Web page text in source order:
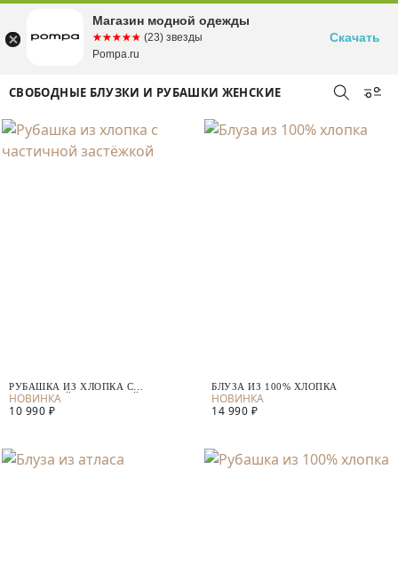
СВОБОДНЫЕ БЛУЗКИ И РУБАШКИ ЖЕНСКИЕ
РУБАШКА ИЗ ХЛОПКА С
ЧАСТИЧНОЙ ЗАСТЁЖКОЙ
10 990 ₽
БЛУЗА ИЗ 100% ХЛОПКА
14 990 ₽
Магазин модной одежды
☆☆☆☆☆
★★★★★ (23) звезды
Pompa.ru
Скачать